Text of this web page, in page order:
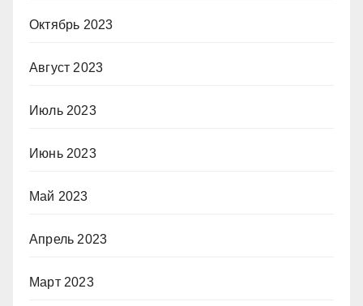
Октябрь 2023
Август 2023
Июль 2023
Июнь 2023
Май 2023
Апрель 2023
Март 2023